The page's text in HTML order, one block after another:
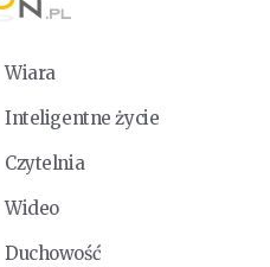
Wiara
Inteligentne życie
Czytelnia
Wideo
Duchowość